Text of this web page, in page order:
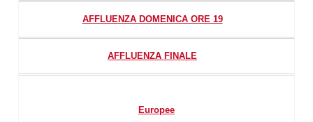
AFFLUENZA DOMENICA ORE 19
AFFLUENZA FINALE
Europee